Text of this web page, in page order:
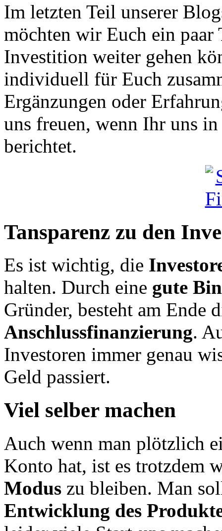
Im letzten Teil unserer
möchten wir Euch ein paar
Investition weiter gehen
individuell für Euch
Ergänzungen oder
uns freuen, wenn Ihr uns
berichtet.
Tansparenz zu den
Es ist wichtig, die
halten. Durch eine gute
Gründer, besteht am Ende
Anschlussfinanzierung.
Investoren immer genau
Geld passiert.
Viel selber machen
Auch wenn man plötzlich
Konto hat, ist es trotzdem
Modus zu bleiben. Man
Entwicklung des